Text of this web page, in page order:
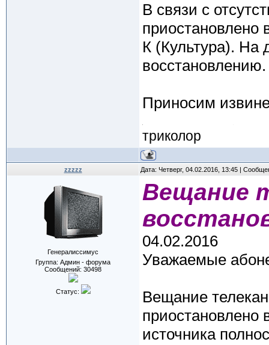
В связи с
приостановлено
К (Культура). На
восстановлению.
Приносим
триколор
zzzzz Дата: Четверг, 04.02.2016, 13:45 |
Генералиссимус
Группа: Админ - форума
Сообщений: 30498
Статус:
Вещание
04.02.2016
Уважаемые
Вещание
приостановлено
источника